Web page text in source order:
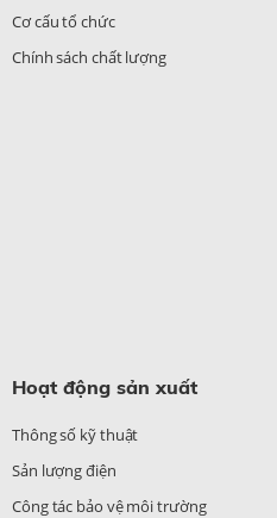
Cơ cấu tổ chức
Chính sách chất lượng
Hoạt động sản xuất
Thông số kỹ thuật
Sản lượng điện
Công tác bảo vệ môi trường